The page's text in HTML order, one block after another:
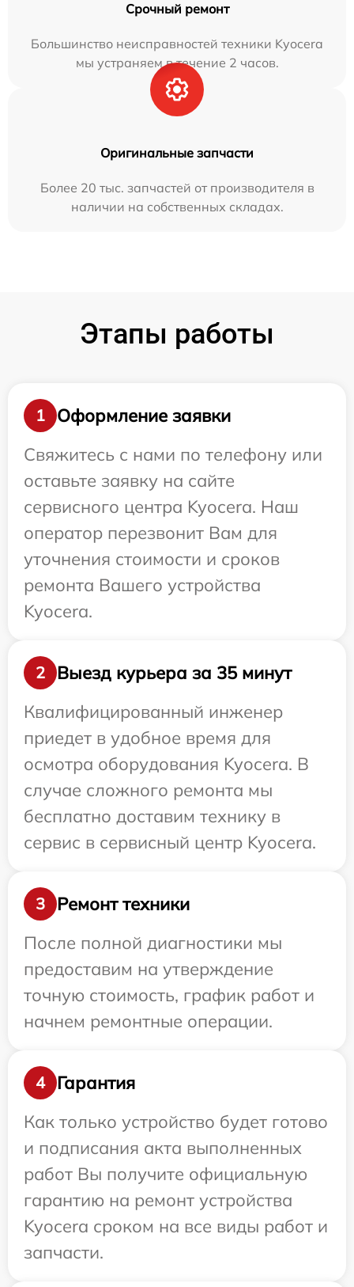
Срочный ремонт
Большинство неисправностей техники Kyocera
мы устраняем в течение 2 часов.
Оригинальные запчасти
Более 20 тыс. запчастей от производителя в
наличии на собственных складах.
Этапы работы
1
Оформление заявки
Свяжитесь с нами по телефону или
оставьте заявку на сайте
сервисного центра Kyocera. Наш
оператор перезвонит Вам для
уточнения стоимости и сроков
ремонта Вашего устройства
Kyocera.
2
Выезд курьера за 35 минут
Квалифицированный инженер
приедет в удобное время для
осмотра оборудования Kyocera. В
случае сложного ремонта мы
бесплатно доставим технику в
сервис в сервисный центр Kyocera.
3
Ремонт техники
После полной диагностики мы
предоставим на утверждение
точную стоимость, график работ и
начнем ремонтные операции.
4
Гарантия
Как только устройство будет готово
и подписания акта выполненных
работ Вы получите официальную
гарантию на ремонт устройства
Kyocera сроком на все виды работ и
запчасти.